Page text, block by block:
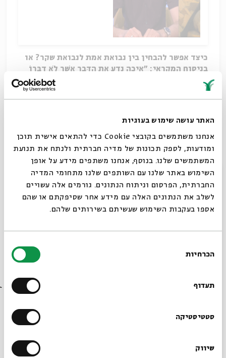
האתר עושה שימוש בעוגיות
אנחנו משתמשים בקובצי Cookie כדי להתאים אישית תוכן
ומודעות, לספק תכונות של מדיה חברתית ולנתח את תנועת
המשתמשים שלנו. בנוסף, אנחנו משתפים מידע על אופן
השימוש באתר שלנו עם השותפים שלנו מתחומי המדיה
החברתית, הפרסום וניתוח הנתונים. גורמים אלה עשויים
לשלב את הנתונים האלה עם מידע אחר שסיפקתם או שהם
אספו בעקבות השימוש שעשיתם בשירותים שלהם.
הסכמה
הכרחיות
תעדוף
סטטיסטיקה
שיווק
כיצד אפשר להבחין בין נבואת אמת לנבואת שקר? או
בניסוח המקראי: "אֵיכָה נֵדַע אֶת הַדָּבָר אֲשֶׁר לֹא דִבְּרוֹ
ה'"?
שאלה זו נוגעת בסוגיות יסוד של החוויה הדתית
והאנושית: הקושי לברר את רצון האל ולהחליט כיצד
משרלטנות; הכמיהה לדעת את העתיד, לצד המאמץ
לשנות אותו. בסדרה זו נעיין בקטעים נבחרים מן החוק,
הסיפור והנבואה במקרא, המציגים מבחנים שונים לזיהוי
נביא שקר, ומעוררים שאלות ותובנות רחבות בנוגע
לתופעת הנבואה במקרא, כמו גם בנוגע ליחס בין אמת
לסמכות, בין שקר לטעות ובין אמונה למציאות.
ד"ר אריאל סרי-לויהוא עמית בתר-דוקטורט במרכז
לחקר המרת דת ומפגשים בין-דתיים, עמית הוראה
ועמית מחקר במכון הרטמן.
שיתוף
סגור